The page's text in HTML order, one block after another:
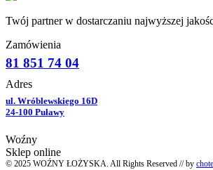
Twój partner w dostarczaniu najwyższej
Zamówienia
81 851 74 04
Adres
ul. Wróblewskiego 16D
24-100 Puławy
Woźny
Sklep online
© 2025 WOŹNY ŁOŻYSKA. All Rights Reserved // by